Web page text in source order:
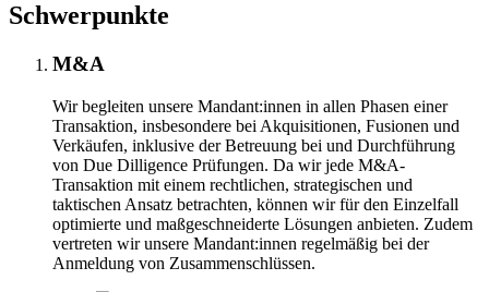
Schwer­punkte
M&A
Wir begleiten unsere Mandant:innen in allen Phasen einer
Transaktion, insbesondere bei Akquisitionen, Fusionen und
Verkäufen, inklusive der Betreuung bei und Durchführung
von Due Dilligence Prüfungen. Da wir jede M&A-
Transaktion mit einem rechtlichen, strategischen und
taktischen Ansatz betrachten, können wir für den Einzelfall
optimierte und maßgeschneiderte Lösungen anbieten. Zudem
vertreten wir unsere Mandant:innen regelmäßig bei der
Anmeldung von Zusammenschlüssen.